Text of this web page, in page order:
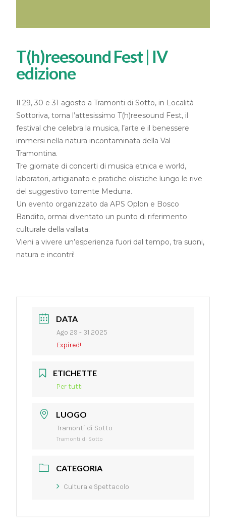
T(h)reesound Fest | IV
edizione
Il 29, 30 e 31 agosto a Tramonti di Sotto, in Località
Sottoriva, torna l’attesissimo T(h)reesound Fest, il
festival che celebra la musica, l’arte e il benessere
immersi nella natura incontaminata della Val
Tramontina.
Tre giornate di concerti di musica etnica e world,
laboratori, artigianato e pratiche olistiche lungo le rive
del suggestivo torrente Meduna.
Un evento organizzato da APS Oplon e Bosco
Bandito, ormai diventato un punto di riferimento
culturale della vallata.
Vieni a vivere un’esperienza fuori dal tempo, tra suoni,
natura e incontri!
DATA
Ago 29 - 31 2025
Expired!
ETICHETTE
Per tutti
LUOGO
Tramonti di Sotto
Tramonti di Sotto
CATEGORIA
Cultura e Spettacolo